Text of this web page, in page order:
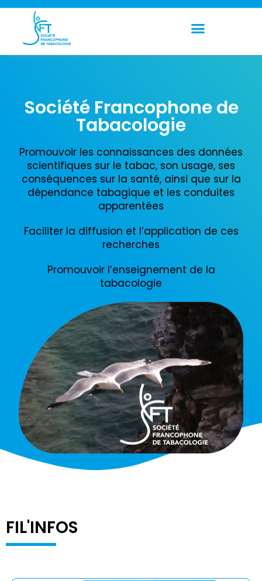
Panneau de gestion des cookies
Société Francophone de
Tabacologie
Promouvoir les connaissances des données
scientifiques sur le tabac, son usage, ses
conséquences sur la santé, ainsi que sur la
dépendance tabagique et les conduites
apparentées
Faciliter la diffusion et l’application de ces
recherches
Promouvoir l’enseignement de la
tabacologie
FIL'INFOS